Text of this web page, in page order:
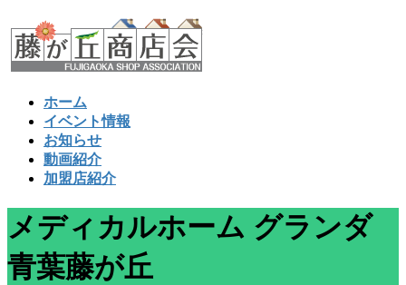
ン
テ
ビ
ゲ
ホーム
イベント情報
お知らせ
動画紹介
加盟店紹介
メディカルホーム グランダ
青葉藤が丘